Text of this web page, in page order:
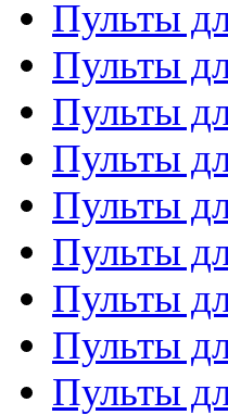
Пульты
Пульты
Пульты
Пульты
Пульты
Пульты
Пульты
Пульты
Пульты